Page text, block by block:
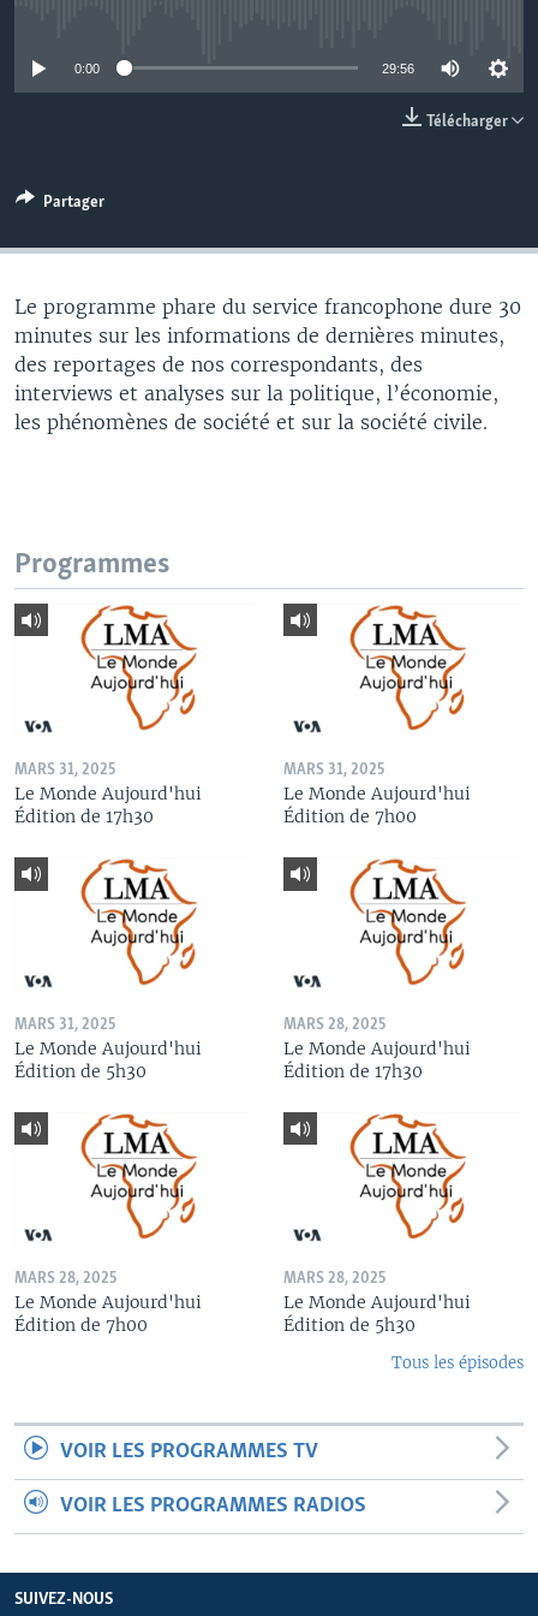
0:00 29:56
Télécharger
Partager
Le programme phare du service francophone dure 30
minutes sur les informations de dernières minutes,
des reportages de nos correspondants, des
interviews et analyses sur la politique, l’économie,
les phénomènes de société et sur la société civile.
Programmes
MARS 31, 2025
Le Monde Aujourd'hui
Édition de 17h30
MARS 31, 2025
Le Monde Aujourd'hui
Édition de 7h00
MARS 31, 2025
Le Monde Aujourd'hui
Édition de 5h30
MARS 28, 2025
Le Monde Aujourd'hui
Édition de 17h30
MARS 28, 2025
Le Monde Aujourd'hui
Édition de 7h00
MARS 28, 2025
Le Monde Aujourd'hui
Édition de 5h30
Tous les épisodes
VOIR LES PROGRAMMES TV
VOIR LES PROGRAMMES RADIOS
SUIVEZ-NOUS